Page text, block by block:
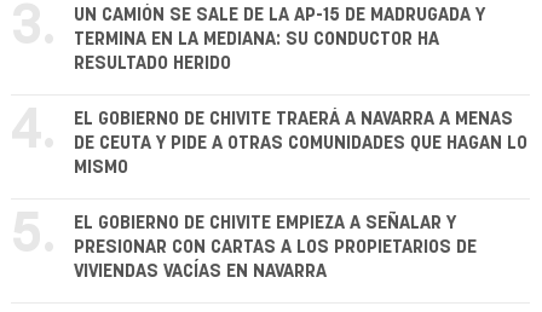
3.
UN CAMIÓN SE SALE DE LA AP-15 DE MADRUGADA Y
TERMINA EN LA MEDIANA: SU CONDUCTOR HA
RESULTADO HERIDO
4.
EL GOBIERNO DE CHIVITE TRAERÁ A NAVARRA A MENAS
DE CEUTA Y PIDE A OTRAS COMUNIDADES QUE HAGAN LO
MISMO
5.
EL GOBIERNO DE CHIVITE EMPIEZA A SEÑALAR Y
PRESIONAR CON CARTAS A LOS PROPIETARIOS DE
VIVIENDAS VACÍAS EN NAVARRA